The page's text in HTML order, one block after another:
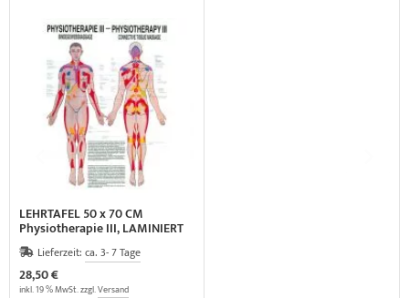
LEHRTAFEL 50 x 70 CM
Physiotherapie III, LAMINIERT
(BINDEGEWEBSMASSAGE)
Lieferzeit: ca. 3- 7 Tage
28,50 €
inkl. 19 % MwSt. zzgl.Versand